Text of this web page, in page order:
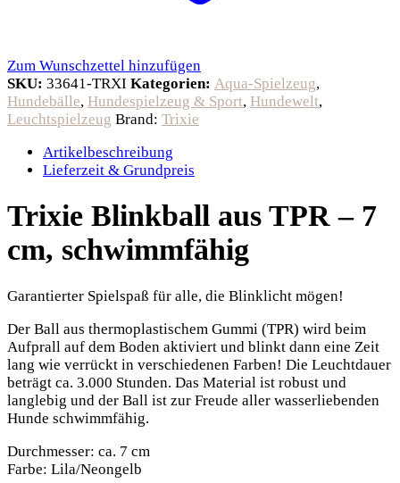
Zum Wunschzettel hinzufügen
SKU: 33641-TRXI Kategorien: Aqua-Spielzeug,
Hundebälle, Hundespielzeug & Sport, Hundewelt,
Leuchtspielzeug Brand: Trixie
Artikelbeschreibung
Lieferzeit & Grundpreis
Trixie Blinkball aus TPR – 7
cm, schwimmfähig
Garantierter Spielspaß für alle, die Blinklicht mögen!
Der Ball aus thermoplastischem Gummi (TPR) wird beim
Aufprall auf dem Boden aktiviert und blinkt dann eine Zeit
lang wie verrückt in verschiedenen Farben! Die Leuchtdauer
beträgt ca. 3.000 Stunden. Das Material ist robust und
langlebig und der Ball ist zur Freude aller wasserliebenden
Hunde schwimmfähig.
Durchmesser: ca. 7 cm
Farbe: Lila/Neongelb